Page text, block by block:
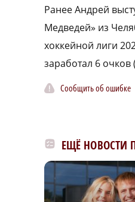
Ранее Андрей
Медведей» из
хоккейной лиги
заработал 6 очков
Сообщить об ошибке
ЕЩЁ НОВОСТИ